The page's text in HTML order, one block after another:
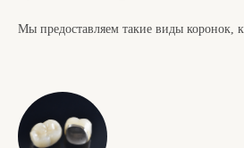
Мы предоставляем такие виды коронок,